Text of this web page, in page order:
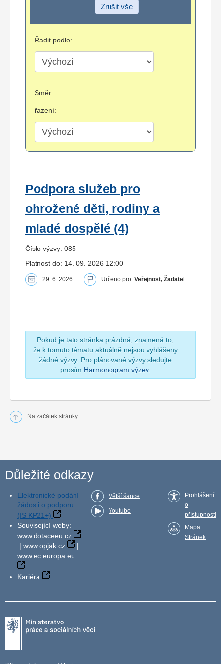
Zrušit vše
Řadit podle:
Směr
řazení:
Podpora služeb pro
ohrožené děti, rodiny a
mladé dospělé (4)
Číslo výzvy: 085
Platnost do: 14. 09. 2026 12:00
29. 6. 2026 Určeno pro: Veřejnost, Žadatel
Pokud je tato stránka prázdná, znamená to,
že k tomuto tématu aktuálně nejsou vyhlášeny
žádné výzvy. Pro plánované výzvy sledujte
prosím Harmonogram výzev.
Na začátek stránky
Důležité odkazy
Elektronické podání
žádosti o podporu
(IS KP21+)
Související weby:
www.dotaceeu.cz
| www.opjak.cz
|
www.ec.europa.eu
Kariéra
Větší šance
Youtube
Prohlášení
o
přístupnosti
Mapa
Stránek